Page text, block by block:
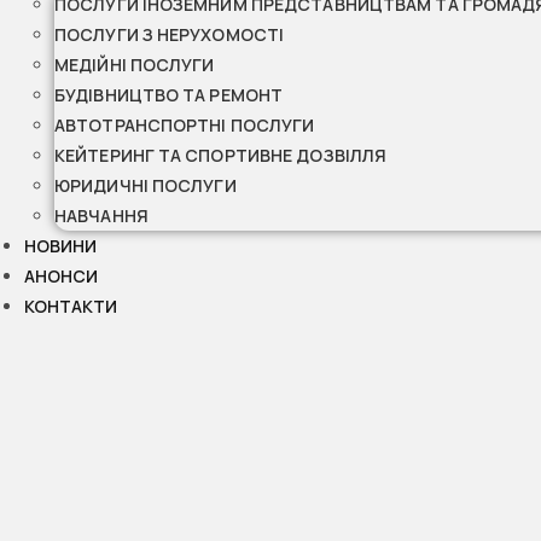
ПОСЛУГИ З НЕРУХОМОСТІ
МЕДІЙНІ ПОСЛУГИ
БУДІВНИЦТВО ТА РЕМОНТ
АВТОТРАНСПОРТНІ ПОСЛУГИ
КЕЙТЕРИНГ ТА СПОРТИВНЕ ДОЗВІЛЛЯ
ЮРИДИЧНІ ПОСЛУГИ
НАВЧАННЯ
НОВИНИ
АНОНСИ
КОНТАКТИ